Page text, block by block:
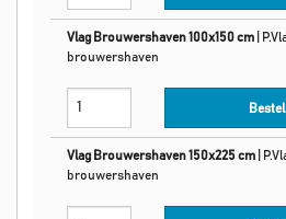
Vlag Brouwershaven 100x150 cm
brouwershaven
Vlag Brouwershaven 150x225 cm
brouwershaven